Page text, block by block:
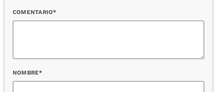
COMENTARIO*
NOMBRE*